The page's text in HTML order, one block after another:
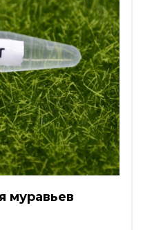
муравьев